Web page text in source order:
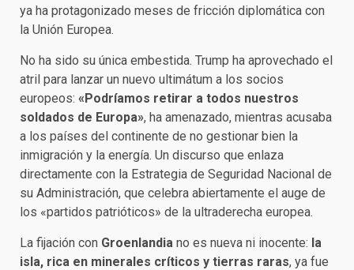
ya ha protagonizado meses de fricción diplomática con
la Unión Europea.
No ha sido su única embestida. Trump ha aprovechado el
atril para lanzar un nuevo ultimátum a los socios
europeos: «Podríamos retirar a todos nuestros
soldados de Europa», ha amenazado, mientras acusaba
a los países del continente de no gestionar bien la
inmigración y la energía. Un discurso que enlaza
directamente con la Estrategia de Seguridad Nacional de
su Administración, que celebra abiertamente el auge de
los «partidos patrióticos» de la ultraderecha europea.
La fijación con Groenlandia no es nueva ni inocente: la
isla, rica en minerales críticos y tierras raras, ya fue